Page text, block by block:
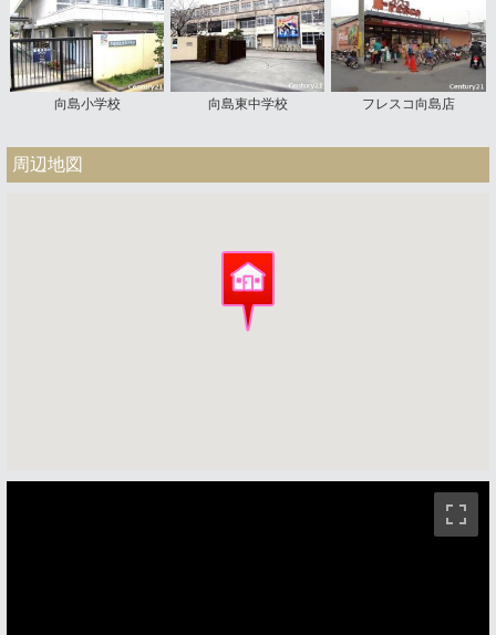
向島小学校 向島東中学校 フレスコ向島店
周辺地図